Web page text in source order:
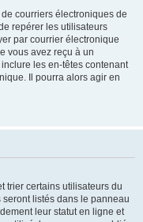
courriers électroniques de
repérer les utilisateurs
par courrier électronique
vous avez reçu à un
les en-têtes contenant
Il pourra alors agir en
trier certains utilisateurs du
seront listés dans le panneau
leur statut en ligne et